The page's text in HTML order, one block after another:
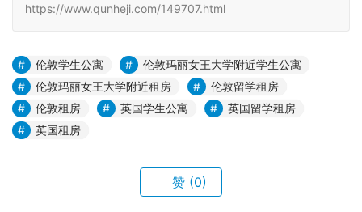
https://www.qunheji.com/149707.html
伦敦学生公寓
伦敦玛丽女王大学附近学生公寓
伦敦玛丽女王大学附近租房
伦敦留学租房
伦敦租房
英国学生公寓
英国留学租房
英国租房
赞 (0)